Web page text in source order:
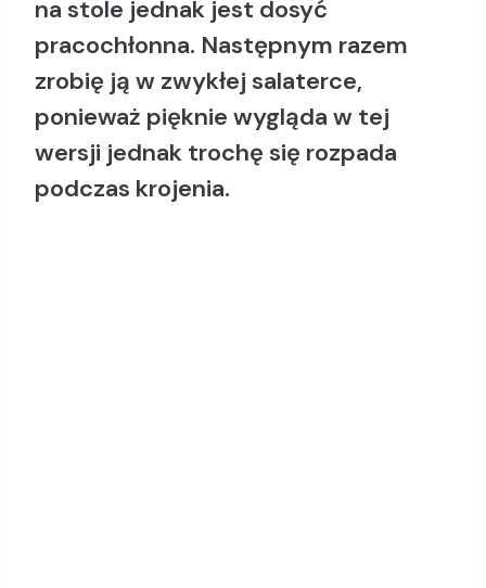
na stole jednak jest dosyć
pracochłonna. Następnym razem
zrobię ją w zwykłej salaterce,
ponieważ pięknie wygląda w tej
wersji jednak trochę się rozpada
podczas krojenia.